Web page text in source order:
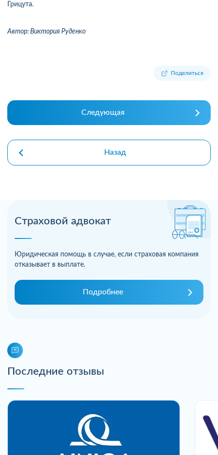
Страховой адвокат
Юридическая помощь в случае, если страховая компания
отказывает в выплате.
Подробнее
Последние отзывы
Грицута.
Автор: Виктория Руденко
Поделиться
Следующая
Назад